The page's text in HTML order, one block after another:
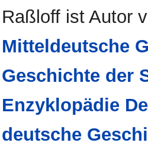
Raßloff ist Autor
Mitteldeutsche
Geschichte der
Enzyklopädie
deutsche